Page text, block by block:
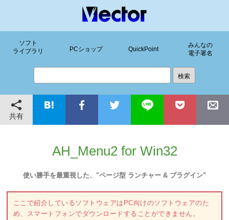
ソフト
ライブラリ
PCショップ QuickPoint
みんなの
電子署名
共有
AH_Menu2 for Win32
使い勝手を最重視した、"ページ型 ランチャー & プラグイン"
ここで紹介しているソフトウェアはPC向けのソフトウェアのた
め、スマートフォンでダウンロードすることができません。